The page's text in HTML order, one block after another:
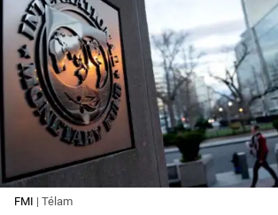
FMI | Télam